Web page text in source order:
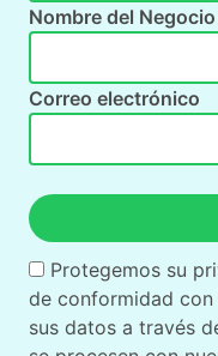
Nombre del Negocio
Correo electrónico
Protegemos su
de conformidad con
sus datos a través